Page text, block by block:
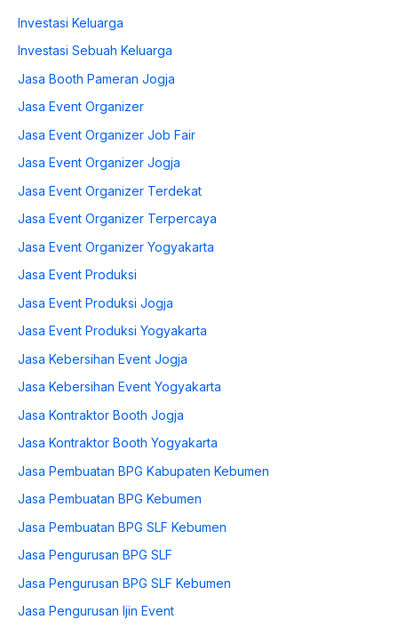
Investasi Keluarga
Investasi Sebuah Keluarga
Jasa Booth Pameran Jogja
Jasa Event Organizer
Jasa Event Organizer Job Fair
Jasa Event Organizer Jogja
Jasa Event Organizer Terdekat
Jasa Event Organizer Terpercaya
Jasa Event Organizer Yogyakarta
Jasa Event Produksi
Jasa Event Produksi Jogja
Jasa Event Produksi Yogyakarta
Jasa Kebersihan Event Jogja
Jasa Kebersihan Event Yogyakarta
Jasa Kontraktor Booth Jogja
Jasa Kontraktor Booth Yogyakarta
Jasa Pembuatan BPG Kabupaten Kebumen
Jasa Pembuatan BPG Kebumen
Jasa Pembuatan BPG SLF Kebumen
Jasa Pengurusan BPG SLF
Jasa Pengurusan BPG SLF Kebumen
Jasa Pengurusan Ijin Event